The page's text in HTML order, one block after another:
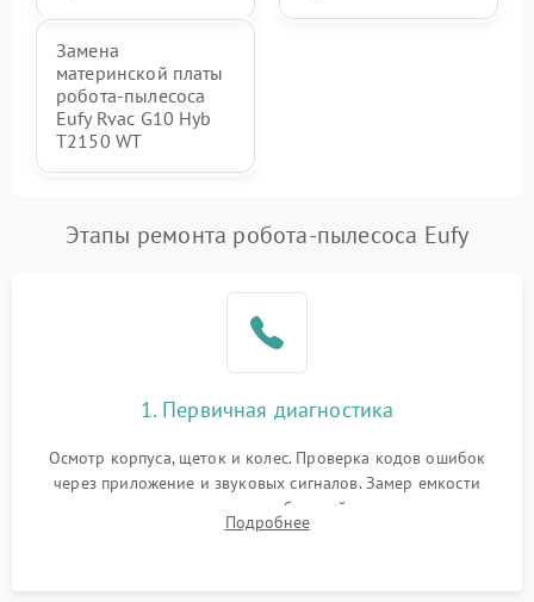
Замена
материнской платы
робота-пылесоса
Eufy Rvac G10 Hyb
T2150 WT
Этапы ремонта робота-пылесоса Eufy
1. Первичная диагностика
Осмотр корпуса, щеток и колес. Проверка кодов ошибок
через приложение и звуковых сигналов. Замер емкости
аккумулятора и тестирование базовой станции зарядки.
Оценка работы лидара, бампера и датчиков падения для
Подробнее